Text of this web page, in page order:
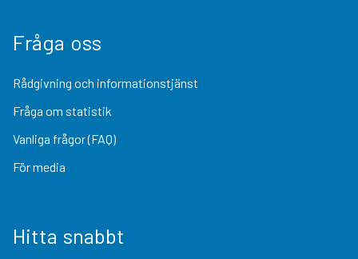
Fråga oss
Rådgivning och informationstjänst
Fråga om statistik
Vanliga frågor (FAQ)
För media
Hitta snabbt